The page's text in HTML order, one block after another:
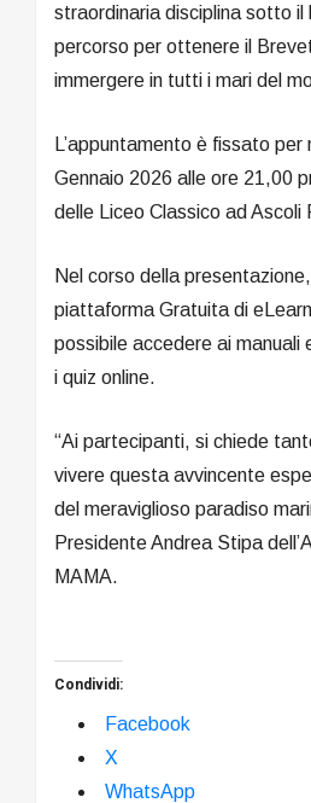
straordinaria disciplina sotto il
percorso per ottenere il
immergere in tutti i mari del
L’appuntamento è fissato
Gennaio 2026 alle ore 21,00
delle Liceo Classico ad Ascoli
Nel corso della
piattaforma Gratuita di
possibile accedere ai manuali
i quiz online.
“Ai partecipanti, si chiede
vivere questa avvincente
del meraviglioso paradiso
Presidente Andrea Stipa
MAMA.
Condividi:
Facebook
X
WhatsApp